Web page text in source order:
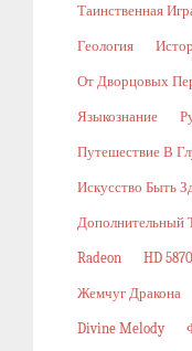
Таинственная
Геология
От Дворцовых
Языкознание
Путешествие В
Искусство Быть
Дополнительный
Radeon HD 5870
Жемчуг Дракона
Divine Melody